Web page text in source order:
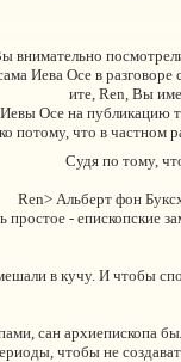
внимательно
Иева Осе в
ите, Ren, Вы
Осе на публикацию
потому, что в частном
Судя по тому,
Ren> Альберт фон
простое - епископские
в кучу. И чтобы
сан архиепископа
чтобы не